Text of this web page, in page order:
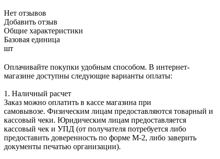
Нет отзывов
Добавить отзыв
Общие характеристики
Базовая единица
шт
Оплачивайте покупки удобным способом. В интернет-
магазине доступны следующие варианты оплаты:
1. Наличный расчет
Заказ можно оплатить в кассе магазина при
самовывозе. Физическим лицам предоставляются товарный и
кассовый чеки. Юридическим лицам предоставляется
кассовый чек и УПД (от получателя потребуется либо
предоставить доверенность по форме М-2, либо заверить
документы печатью организации).